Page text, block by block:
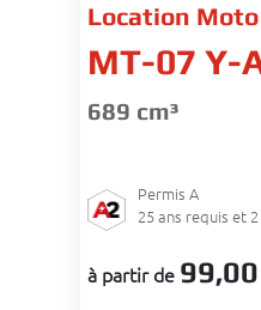
Location Moto
MT-07 Y-
689 cm³
Permis A
25ans requis et
à partir de 99